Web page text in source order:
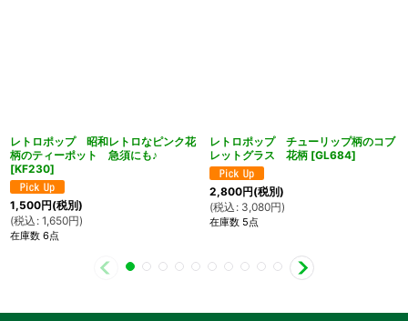
レトロポップ 昭和レトロなピンク花
柄のティーポット 急須にも♪
[KF230]
1,500円(税別)
(税込 : 1,650円)
在庫数 6点
レトロポップ チューリップ柄のコブ
レットグラス 花柄 [GL684]
2,800円(税別)
(税込 : 3,080円)
在庫数 5点